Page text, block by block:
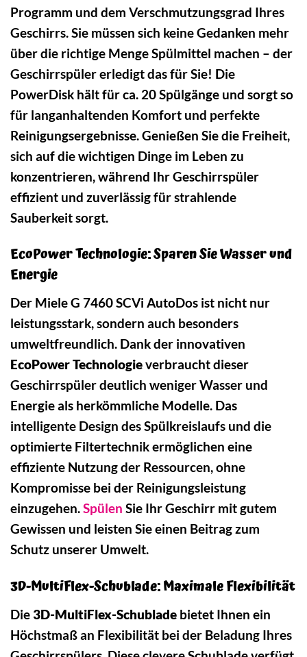
Programm und dem Verschmutzungsgrad Ihres
Geschirrs. Sie müssen sich keine Gedanken mehr
über die richtige Menge Spülmittel machen – der
Geschirrspüler erledigt das für Sie! Die
PowerDisk hält für ca. 20 Spülgänge und sorgt so
für langanhaltenden Komfort und perfekte
Reinigungsergebnisse. Genießen Sie die Freiheit,
sich auf die wichtigen Dinge im Leben zu
konzentrieren, während Ihr Geschirrspüler
effizient und zuverlässig für strahlende
Sauberkeit sorgt.
EcoPower Technologie: Sparen Sie Wasser und
Energie
Der Miele G 7460 SCVi AutoDos ist nicht nur
leistungsstark, sondern auch besonders
umweltfreundlich. Dank der innovativen
EcoPower Technologieverbraucht dieser
Geschirrspüler deutlich weniger Wasser und
Energie als herkömmliche Modelle. Das
intelligente Design des Spülkreislaufs und die
optimierte Filtertechnik ermöglichen eine
effiziente Nutzung der Ressourcen, ohne
Kompromisse bei der Reinigungsleistung
einzugehen.Spülen Sie Ihr Geschirr mit gutem
Gewissen und leisten Sie einen Beitrag zum
Schutz unserer Umwelt.
3D-MultiFlex-Schublade: Maximale Flexibilität
Die3D-MultiFlex-Schublade bietet Ihnen ein
Höchstmaß an Flexibilität bei der Beladung Ihres